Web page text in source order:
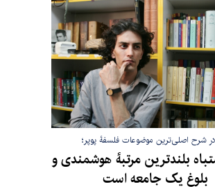
در شرح اصلی‌ترین موضوعات فلسفۀ پوپر؛
بلندترین مرتبۀ هوشمندی و
بلوغ یک جامعه است